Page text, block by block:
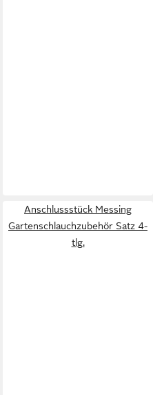
Anschlussstück Messing
Gartenschlauchzubehör Satz 4-
tlg.